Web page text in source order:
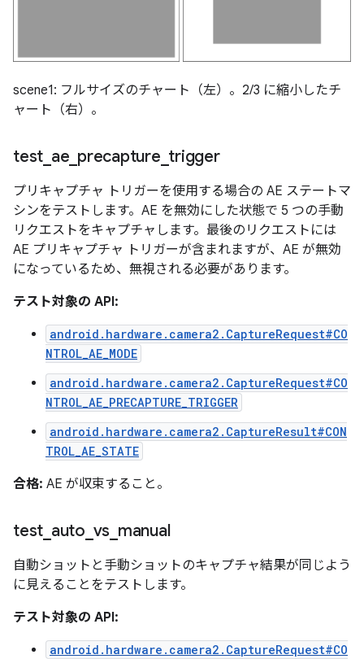
scene1: フルサイズのチャート（左）。2/3 に縮小したチ
ャート（右）。
test ae precapture trigger
プリキャプチャ トリガーを使用する場合の AE ステートマ
シンをテストします。AE を無効にした状態で 5 つの手動
リクエストをキャプチャします。最後のリクエストには
AE プリキャプチャ トリガーが含まれますが、AE が無効
になっているため、無視される必要があります。
テスト対象の API:
android.hardware.camera2.CaptureRequest#CO
NTROL_AE_MODE
android.hardware.camera2.CaptureRequest#CO
NTROL_AE_PRECAPTURE_TRIGGER
android.hardware.camera2.CaptureResult#CON
TROL_AE_STATE
合格: AE が収束すること。
test auto vs manual
自動ショットと手動ショットのキャプチャ結果が同じよう
に見えることをテストします。
テスト対象の API:
android.hardware.camera2.CaptureRequest#CO